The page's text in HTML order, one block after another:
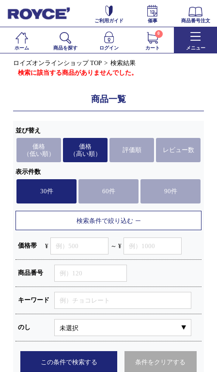
ご利用ガイド 催事 商品番号注文
ホーム 商品を探す ログイン カート
0
メニュー
ロイズオンラインショップ TOP
検索結果
検索に該当する商品がありませんでした。
商品一覧
並び替え
価格
（低い順）
価格
（高い順）
評価順 レビュー数
表示件数
30件 60件 90件
検索条件で絞り込む
価格帯 ¥ ～ ¥
商品番号
キーワード
のし
この条件で検索する 条件をクリアする